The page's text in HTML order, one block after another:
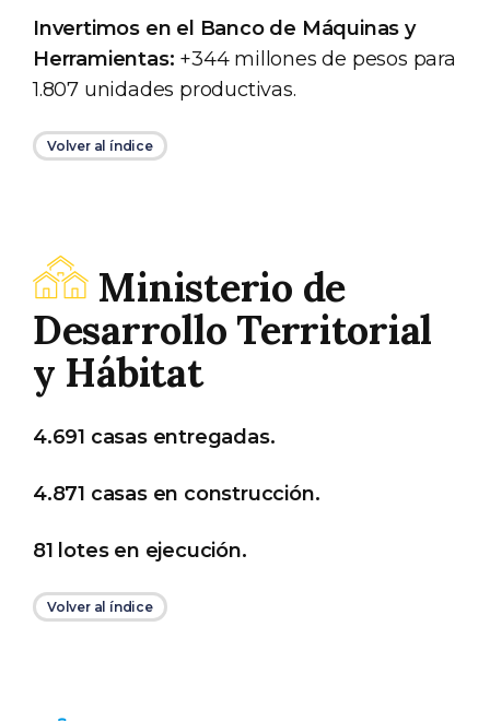
Invertimos en el Banco de Máquinas y
Herramientas: +344 millones de pesos para
1.807 unidades productivas.
Volver al índice
Ministerio de
Desarrollo Territorial
y Hábitat
4.691 casas entregadas.
4.871 casas en construcción.
81 lotes en ejecución.
Volver al índice